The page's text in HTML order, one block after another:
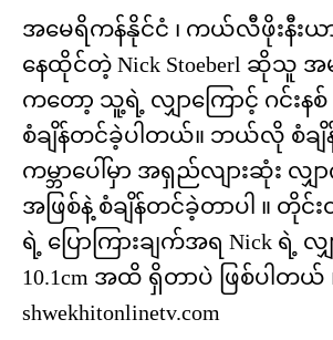
အမေရိကန်နိုင်ငံ ၊ ကယ်လီဖိုးနီးယ
နေထိုင်တဲ့ Nick Stoeberl ဆိုသူ အ
ကတော့ သူ့ရဲ့ လျှာကြောင့် ဂင်းန
စံချိန်တင်ခဲ့ပါတယ်။ ဘယ်လို စံခ
ကမ္ဘာပေါ်မှာ အရှည်လျားဆုံး လ
အဖြစ်နဲ့ စံချိန်တင်ခဲ့တာပါ ။ တို
ရဲ့ ပြောကြားချက်အရ Nick ရဲ့
10.1cm အထိ ရှိတာပဲ ဖြစ်ပါတယ်
shwekhitonlinetv.com